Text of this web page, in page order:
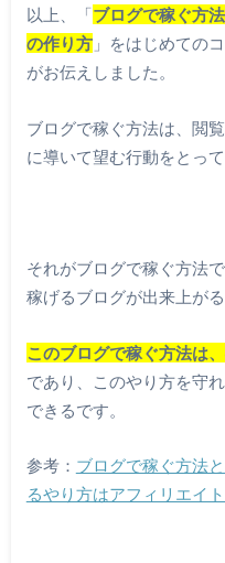
以上、「ブログで稼ぐ方
の作り方」をはじめての
がお伝えしました。
ブログで稼ぐ方法は、閲
に導いて望む行動をとって
それがブログで稼ぐ方法
稼げるブログが出来上がる
このブログで稼ぐ方法は
であり、このやり方を守
できるです。
参考： ブログで稼ぐ方法
るやり方はアフィリエイ